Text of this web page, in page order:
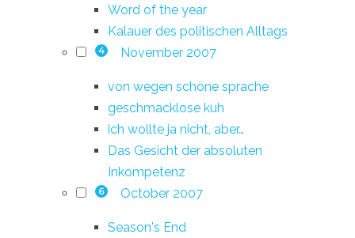
Word of the year
Kalauer des politischen Alltags
4 November 2007
von wegen schöne sprache
geschmacklose kuh
ich wollte ja nicht, aber…
Das Gesicht der absoluten
Inkompetenz
6 October 2007
Season's End